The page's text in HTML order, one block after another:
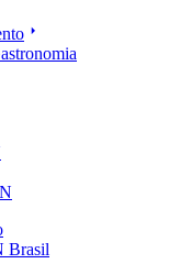
Brasil